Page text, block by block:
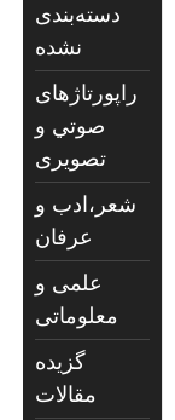
دسته‌بندی
نشده
راپورتاژهای
صوتي و
تصويری
شعر،ادب و
عرفان
علمی و
معلوماتی
گزیده
مقالات